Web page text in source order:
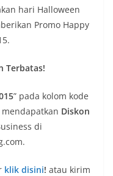
hari Halloween
Promo Happy
Terbatas!
” pada kolom kode
Diskon
di
klik disini! atau kirim